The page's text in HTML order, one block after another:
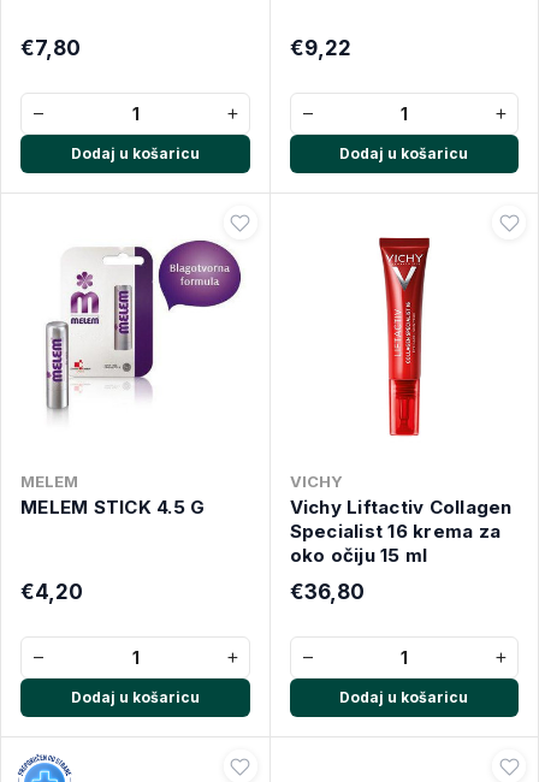
€7,80
− +
Dodaj u košaricu
€9,22
− +
Dodaj u košaricu
MELEM
MELEM STICK 4.5 G
€4,20
− +
Dodaj u košaricu
VICHY
Vichy Liftactiv Collagen
Specialist 16 krema za
oko očiju 15 ml
€36,80
− +
Dodaj u košaricu